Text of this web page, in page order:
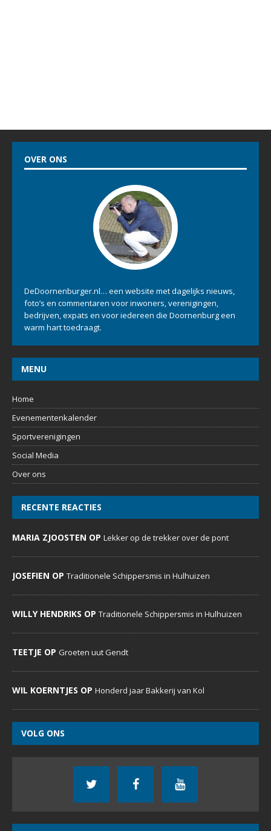
OVER ONS
foto’s en commentaren voor inwoners, verenigingen,
Home
Evenementenkalender
Sportverenigingen
Social Media
RECENTE REACTIES